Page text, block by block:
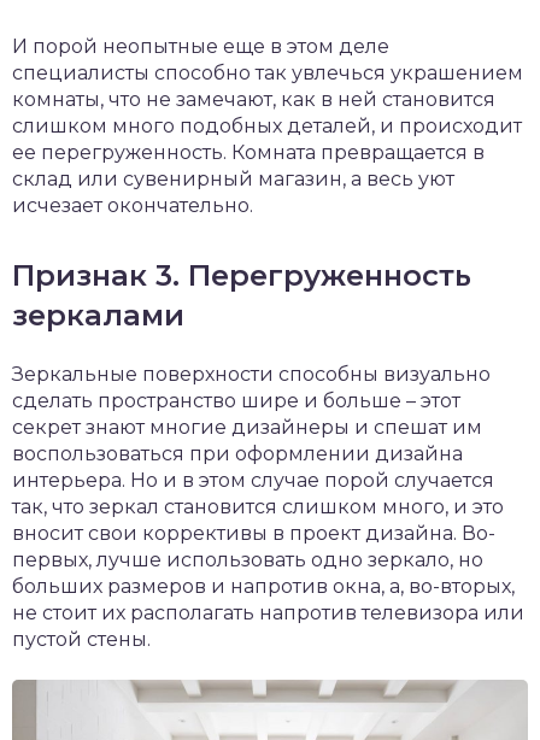
И порой неопытные еще в этом деле
специалисты способно так увлечься украшением
комнаты, что не замечают, как в ней становится
слишком много подобных деталей, и происходит
ее перегруженность. Комната превращается в
склад или сувенирный магазин, а весь уют
исчезает окончательно.
Признак 3. Перегруженность
зеркалами
Зеркальные поверхности способны визуально
сделать пространство шире и больше – этот
секрет знают многие дизайнеры и спешат им
воспользоваться при оформлении дизайна
интерьера. Но и в этом случае порой случается
так, что зеркал становится слишком много, и это
вносит свои коррективы в проект дизайна. Во-
первых, лучше использовать одно зеркало, но
больших размеров и напротив окна, а, во-вторых,
не стоит их располагать напротив телевизора или
пустой стены.